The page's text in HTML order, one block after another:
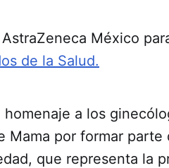
México
de la Salud.
homenaje a los
Mama por formar parte
que representa la